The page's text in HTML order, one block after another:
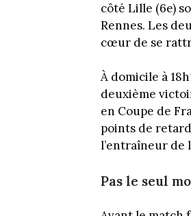
côté Lille (6e)
Rennes. Les
cœur de se
À domicile à
deuxième
en Coupe de
points de
l’entraîneur de
Pas le seul